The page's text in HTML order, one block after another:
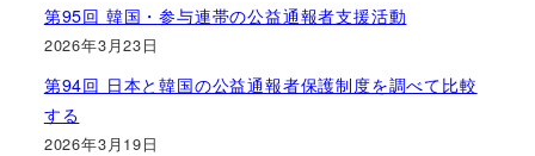
第95回 韓国・参与連帯の公益通報者支援活動
2026年3月23日
第94回 日本と韓国の公益通報者保護制度を調べて比較
する
2026年3月19日